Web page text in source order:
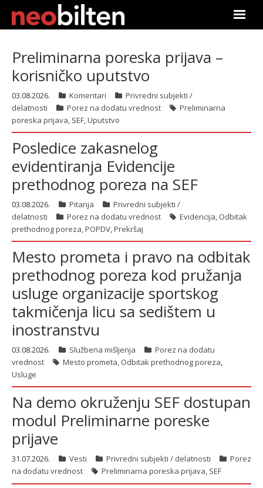
Pretraga
Aktuelno
Podaci
Linkovi
O nama
Pretplata
Prijava
ћирилица
Preliminarna poreska prijava –
korisničko uputstvo
03.08.2026. Komentari
Privredni subjekti /
delatnosti
Porez na dodatu vrednost
Preliminarna
poreska prijava, SEF,Uputstvo
Posledice zakasnelog
evidentiranja Evidencije
prethodnog poreza na SEF
03.08.2026. Pitanja
Privredni subjekti /
delatnosti
Porez na dodatu vrednost Evidencija, Odbitak
prethodnog poreza,POPDV,Prekršaj
Mesto prometa i pravo na odbitak
prethodnog poreza kod pružanja
usluge organizacije sportskog
takmičenja licu sa sedištem u
inostranstvu
03.08.2026. Službena mišljenja
Porez na dodatu
vrednost
Mesto prometa, Odbitak prethodnog poreza,
Usluge
Na demo okruženju SEF dostupan
modul Preliminarne poreske
prijave
31.07.2026. Vesti Privredni subjekti / delatnosti
Porez
na dodatu vrednost
Preliminarna poreska prijava, SEF